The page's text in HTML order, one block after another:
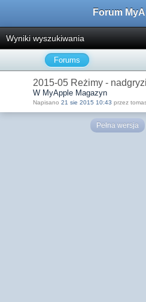
Forum
Wyniki wyszukiwania
Forums
2015-05 Reżimy -
W MyApple Magazyn
Napisano 21 sie 2015 10:43 przez
Pełna wersja